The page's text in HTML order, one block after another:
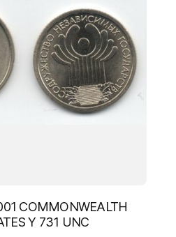
COMMONWEALTH
Y 731 UNC